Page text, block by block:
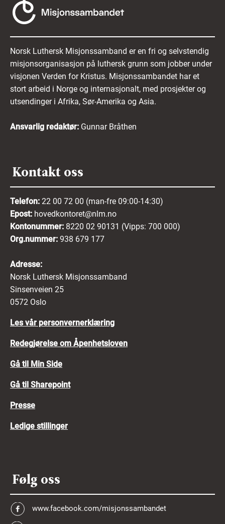
Norsk Luthersk Misjonssamband er en fri og selvstendig
misjonsorganisasjon på luthersk grunn som jobber under
visjonen Verden for Kristus. Misjonssambandet har et
stort arbeid i Norge og internasjonalt, med prosjekter og
utsendinger i Afrika, Sør-Amerika og Asia.
Ansvarlig redaktør: Gunnar Bråthen
Kontakt oss
Telefon: 22 00 72 00 (man-fre 09:00-14:30)
Epost: hovedkontoret@nlm.no
Kontonummer: 8220 02 90131 (Vipps: 700 000)
Org.nummer: 938 679 177
Adresse:
Norsk Luthersk Misjonssamband
Sinsenveien 25
0572 Oslo
Les vår personvernerklæring
Redegjørelse om Åpenhetsloven
Gå til Min Side
Gå til Sharepoint
Presse
Ledige stillinger
Følg oss
www.facebook.com/misjonssambandet